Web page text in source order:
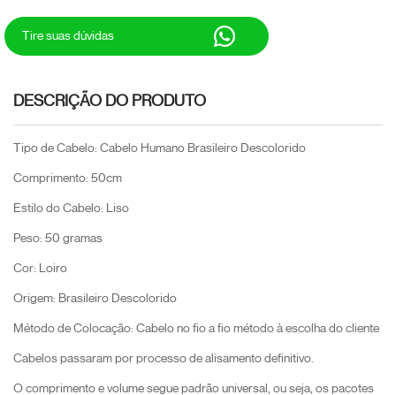
Tire suas dúvidas
DESCRIÇÃO DO PRODUTO
Tipo de Cabelo: Cabelo Humano Brasileiro Descolorido
Comprimento: 50cm
Estilo do Cabelo: Liso
Peso: 50 gramas
Cor: Loiro
Origem: Brasileiro Descolorido
Método de Colocação: Cabelo no fio a fio método à escolha do cliente
Cabelos passaram por processo de alisamento definitivo.
O comprimento e volume segue padrão universal, ou seja, os pacotes